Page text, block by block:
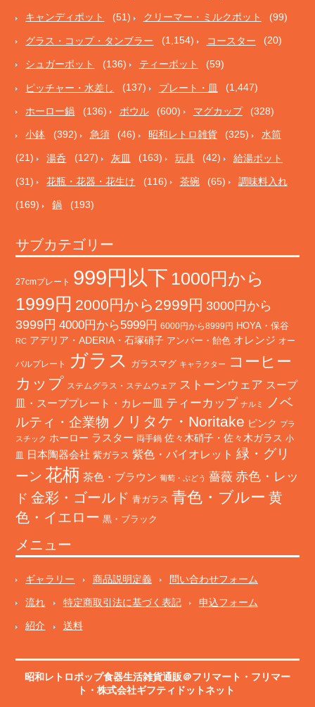
キャンディポット (51) クリーマー・ミルクポット (99)
グラス・コップ・タンブラー (1,154) コースター (20)
シュガーポット (136) ティーポット (59)
ピッチャー・水差し (137) プレート・皿 (1,447)
ホーロー鍋 (136) ボウル (600) マグカップ (328)
小鉢 (392) 急須 (46) 昭和レトロ雑貨 (325) 水筒
(21) 湯呑 (127) 灰皿 (163) 玩具 (42) 給湯ポット
(31) 花瓶・花器・花生け (116) 茶碗 (65) 調味料入れ
(169) 鍋 (193)
サブカテゴリー
27cmプレート 999円以下 1000円から
1999円 2000円から2999円 3000円から
3999円 4000円から5999円 6000円から8999円 HOYA・保谷
RC アデリア・ADERIA・石塚硝子 アンバー・飴色 オレンジ オー
バルプレート ガラス ガラスマグ キャラクター
コーヒー
カップ ステムグラス・ステムウェア ストーンウェア スープ
皿・スーププレート・カレー皿 ティーカップ ナルミ
ノベ
ルティ・企業物 ノリタケ・Noritake ピンク プラ
スチック ホーロー ラスター 両手鍋 佐々木硝子・佐々木ガラス 小
皿
日本陶器会社 紫ガラス 紫色・バイオレット 緑・グリ
ーン 花柄 茶色・ブラウン 葡萄・ぶどう 薔薇 赤色・レッ
ド 金彩・ゴールド 青ガラス 青色・ブルー 黄
色・イエロー 黒・ブラック
メニュー
ギャラリー 商品説明定義 問い合わせフォーム
流れ 特定商取引法に基づく表記 申込フォーム
紹介 送料
昭和レトロポップ食器生活雑貨通販＠フリマート ・ フリマー
ト ・株式会社ギフティドットネット